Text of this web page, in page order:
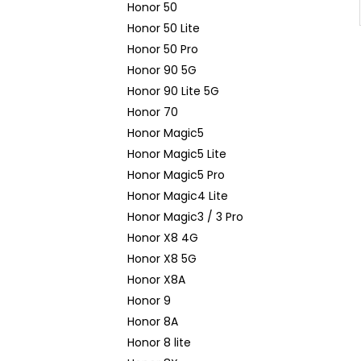
Honor 50
Honor 50 Lite
Honor 50 Pro
Honor 90 5G
Honor 90 Lite 5G
Honor 70
Honor Magic5
Honor Magic5 Lite
Honor Magic5 Pro
Honor Magic4 Lite
Honor Magic3 / 3 Pro
Honor X8 4G
Honor X8 5G
Honor X8A
Honor 9
Honor 8A
Honor 8 lite